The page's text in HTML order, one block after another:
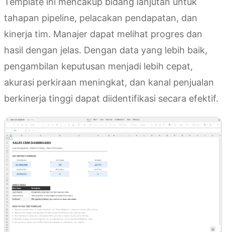
tahapan pipeline, pelacakan pendapatan, dan
kinerja tim. Manajer dapat melihat progres dan
hasil dengan jelas. Dengan data yang lebih baik,
pengambilan keputusan menjadi lebih cepat,
akurasi perkiraan meningkat, dan kanal penjualan
berkinerja tinggi dapat diidentifikasi secara efektif.